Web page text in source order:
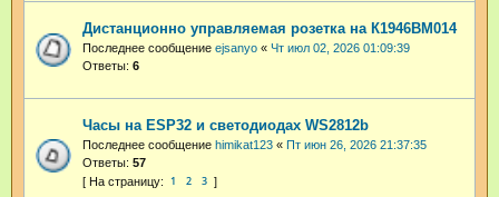
Дистанционно управляемая розетка на К1946ВМ014
Последнее сообщение ejsanyo « Чт июл 02, 2026 01:09:39
Ответы: 6
Часы на ESP32 и светодиодах WS2812b
Последнее сообщение himikat123 « Пт июн 26, 2026 21:37:35
Ответы: 57
1 2 3